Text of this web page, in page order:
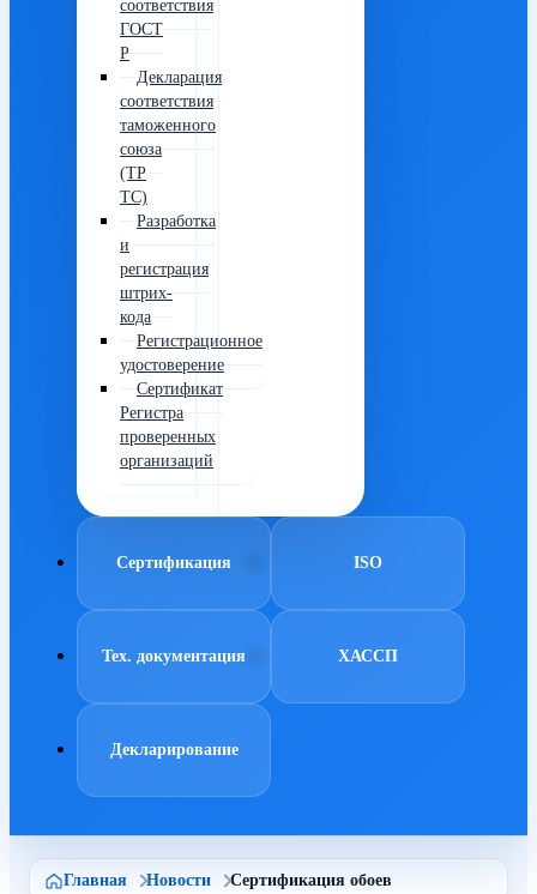
соответствия
ГОСТ
Р
Декларация
соответствия
таможенного
союза
(ТР
ТС)
Разработка
и
регистрация
штрих-
кода
Регистрационное
удостоверение
Сертификат
Регистра
проверенных
организаций
Сертификация ISO
Тех. документация ХАССП
Декларирование
Главная Новости Сертификация обоев